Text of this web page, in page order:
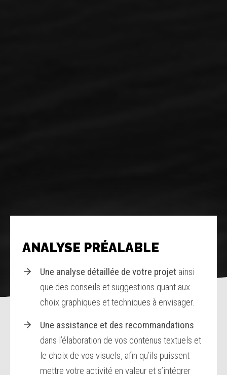
ANALYSE PRÉALABLE
Une analyse détaillée de votre projet ainsi
que des conseils et suggestions quant aux
choix graphiques et techniques à envisager.
Une assistance et des recommandations
dans l’élaboration de vos contenus textuels et
le choix de vos visuels, afin qu’ils puissent
mettre votre activité en valeur et s’intégrer